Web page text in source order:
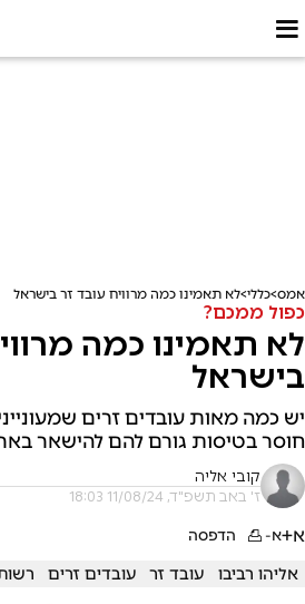
אמס כללי לא תאמינו כמה מרוויח עובד זר בישראל
כפול ממכם?
לא תאמינו כמה
בישראל
יש כמה מאות עובדים זרים
חוסר בטיסות גורם להם להישאר
קובי אליה
ז' באב תשפ"ד, 11/08/24 18:03
א+א- הדפסה
אליהו רביבו עובד זר עובדים זרים